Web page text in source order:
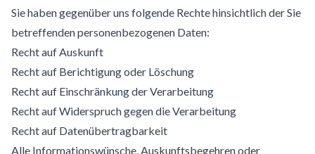
Sie haben gegenüber uns folgende Rechte hinsichtlich der Sie
betreffenden personenbezogenen Daten:
Recht auf Auskunft
Recht auf Berichtigung oder Löschung
Recht auf Einschränkung der Verarbeitung
Recht auf Widerspruch gegen die Verarbeitung
Recht auf Datenübertragbarkeit
Alle Informationswünsche, Auskunftsbegehren oder